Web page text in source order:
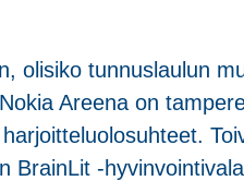
olisiko tunnuslaulun
Areena on
BrainLit -